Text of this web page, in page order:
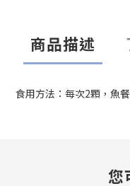
商品描述
食用方法：每次2顆，魚
您